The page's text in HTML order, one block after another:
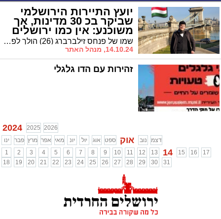
יועץ התיירות הירושלמי
שביקר בכ 30 מדינות, אך
משוכנע: אין כמו ירושלים
שמו של פנחס זילברברג (26) הולך לפניו בזכות היותו יועץ תיירות ייחודי מסוגו, כשאת הידע הוא רכש בעצמו: הוא 'חרש' עשרות מדינות כשהוא רוכש ידע מדהים על כל מדינה בה ביקר, כשאת הידע הוא חולק עם לקוחותיו. ועדיין, אחרי שביקר בארבע יבשות ובכמעט 30 מדינות, הוא משוכנע: אין מקום טוב יותר מאשר ירושלים * סיפורים ירושלמים / פרק 5
14.10.24, מנהל האתר
זהירות עם הדו גלגלי
2024 2025 2026
ינו
פבר מרץ אפר מאי יונ יול אוג ספט אוק נוב
דצמ
1
2 3 4 5 6 7 8 9 10 11 12 13 14 15 16
17
18
19 20 21 22 23 24 25 26 27 28 29 30 31